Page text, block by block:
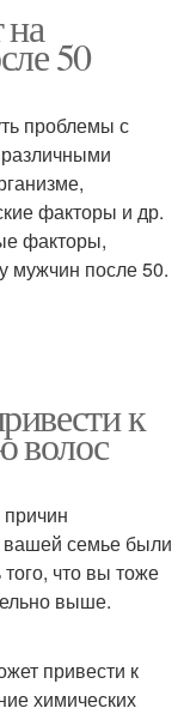
50
проблемы с
факторы и др.
факторы,
мужчин после 50.
к
волос
семье были
что вы тоже
выше.
привести к
химических